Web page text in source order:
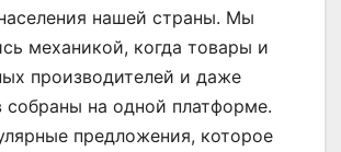
нашей страны. Мы
механикой, когда товары и
производителей и даже
собраны на одной платформе.
предложения, которое